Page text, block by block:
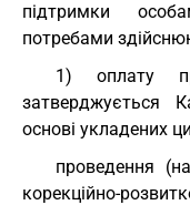
підтримки
потребами
1) оплату
затверджується
основі укладених
проведення
корекційно-